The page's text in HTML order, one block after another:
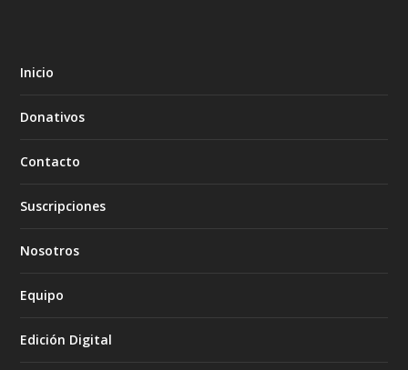
Inicio
Donativos
Contacto
Suscripciones
Nosotros
Equipo
Edición Digital